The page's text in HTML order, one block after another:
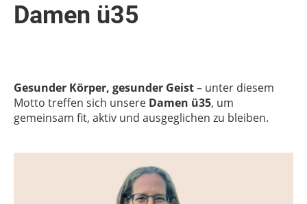
Damen ü35
Gesunder Körper, gesunder Geist– unter diesem
Motto treffen sich unsere Damen ü35, um
gemeinsam fit, aktiv und ausgeglichen zu bleiben.